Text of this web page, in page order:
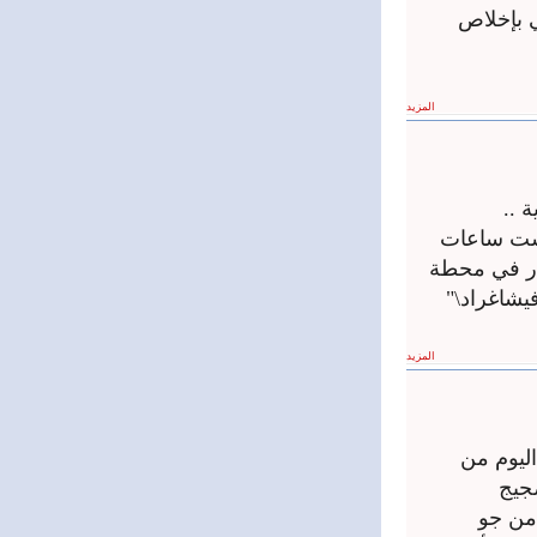
بإخلاص
المزيد
..
ست ساعات
في محطة
المزيد
وأسواق لعام 2012 .. أكتب اليوم من
من جو